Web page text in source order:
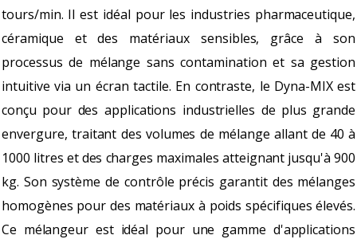
tours/min. Il est idéal pour les industries pharmaceutique,
céramique et des matériaux sensibles, grâce à son
processus de mélange sans contamination et sa gestion
intuitive via un écran tactile. En contraste, le Dyna-MIX est
conçu pour des applications industrielles de plus grande
envergure, traitant des volumes de mélange allant de 40 à
1000 litres et des charges maximales atteignant jusqu'à 900
kg. Son système de contrôle précis garantit des mélanges
homogènes pour des matériaux à poids spécifiques élevés.
Ce mélangeur est idéal pour une gamme d'applications